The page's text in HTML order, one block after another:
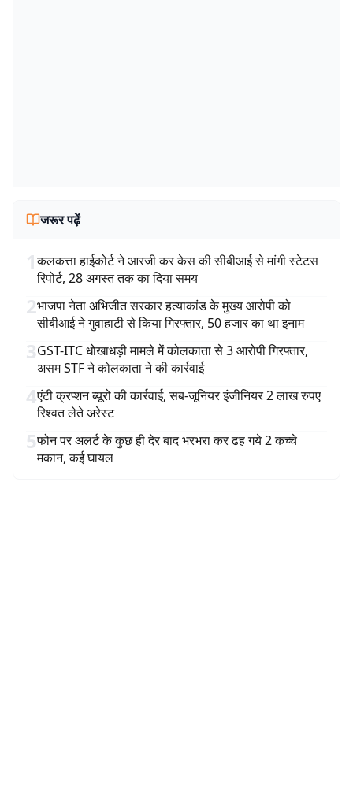
जरूर पढ़ें
1कलकत्ता हाईकोर्ट ने आरजी कर केस की सीबीआई से मांगी स्टेटस
रिपोर्ट, 28 अगस्त तक का दिया समय
2भाजपा नेता अभिजीत सरकार हत्याकांड के मुख्य आरोपी को
सीबीआई ने गुवाहाटी से किया गिरफ्तार, 50 हजार का था इनाम
3GST-ITC धोखाधड़ी मामले में कोलकाता से 3 आरोपी गिरफ्तार,
असम STF ने कोलकाता ने की कार्रवाई
4एंटी क्रप्शन ब्यूरो की कार्रवाई, सब-जूनियर इंजीनियर 2 लाख रुपए
रिश्वत लेते अरेस्ट
5फोन पर अलर्ट के कुछ ही देर बाद भरभरा कर ढह गये 2 कच्चे
मकान, कई घायल